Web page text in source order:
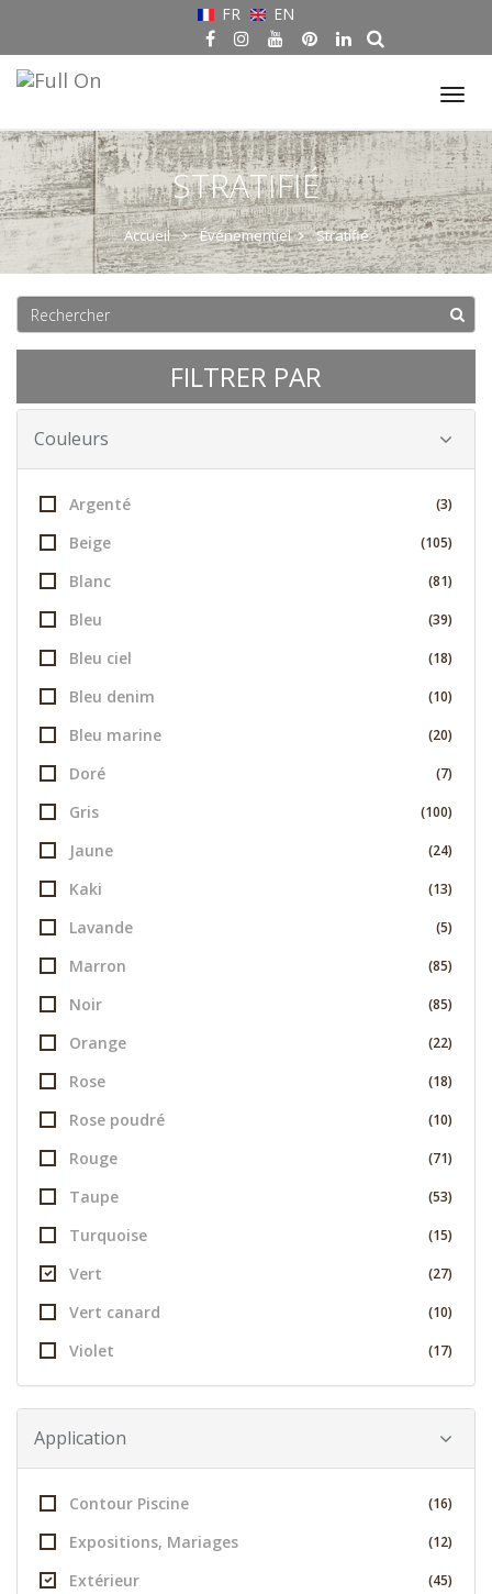
FR EN
STRATIFIÉ
Accueil Événementiel Stratifié
FILTRER PAR
Couleurs
Argenté (3)
Beige (105)
Blanc (81)
Bleu (39)
Bleu ciel (18)
Bleu denim (10)
Bleu marine (20)
Doré (7)
Gris (100)
Jaune (24)
Kaki (13)
Lavande (5)
Marron (85)
Noir (85)
Orange (22)
Rose (18)
Rose poudré (10)
Rouge (71)
Taupe (53)
Turquoise (15)
Vert (27)
Vert canard (10)
Violet (17)
Application
Contour Piscine (16)
Expositions, Mariages (12)
Extérieur (45)